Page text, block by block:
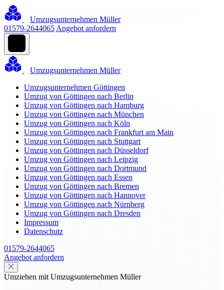
Umzugsunternehmen Müller
01579-2644065 Angebot anfordern
Umzugsunternehmen Müller
Umzugsunternehmen Göttingen
Umzug von Göttingen nach Berlin
Umzug von Göttingen nach Hamburg
Umzug von Göttingen nach München
Umzug von Göttingen nach Köln
Umzug von Göttingen nach Frankfurt am Main
Umzug von Göttingen nach Stuttgart
Umzug von Göttingen nach Düsseldorf
Umzug von Göttingen nach Leipzig
Umzug von Göttingen nach Dortmund
Umzug von Göttingen nach Essen
Umzug von Göttingen nach Bremen
Umzug von Göttingen nach Hannover
Umzug von Göttingen nach Nürnberg
Umzug von Göttingen nach Dresden
Impressum
Datenschutz
01579-2644065
Angebot anfordern
Umziehen mit Umzugsunternehmen Müller